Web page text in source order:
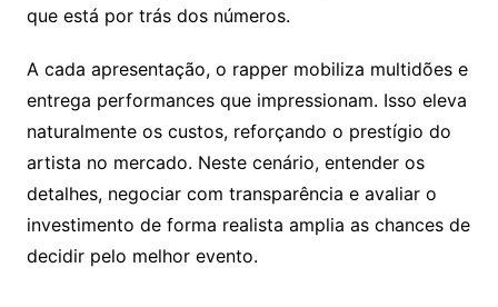
que está por trás dos números.
A cada apresentação, o rapper mobiliza multidões e
entrega performances que impressionam. Isso eleva
naturalmente os custos, reforçando o prestígio do
artista no mercado. Neste cenário, entender os
detalhes, negociar com transparência e avaliar o
investimento de forma realista amplia as chances de
decidir pelo melhor evento.